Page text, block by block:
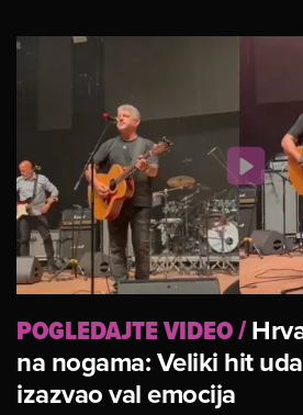
POGLEDAJTE VIDEO/
na nogama: Veliki hit
izazvao val emocija